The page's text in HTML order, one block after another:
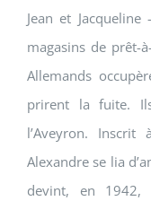
Jean et
magasins de prêt-
Allemands
prirent la fuite.
l’Aveyron. Inscrit
Alexandre se lia
devint, en 1942,